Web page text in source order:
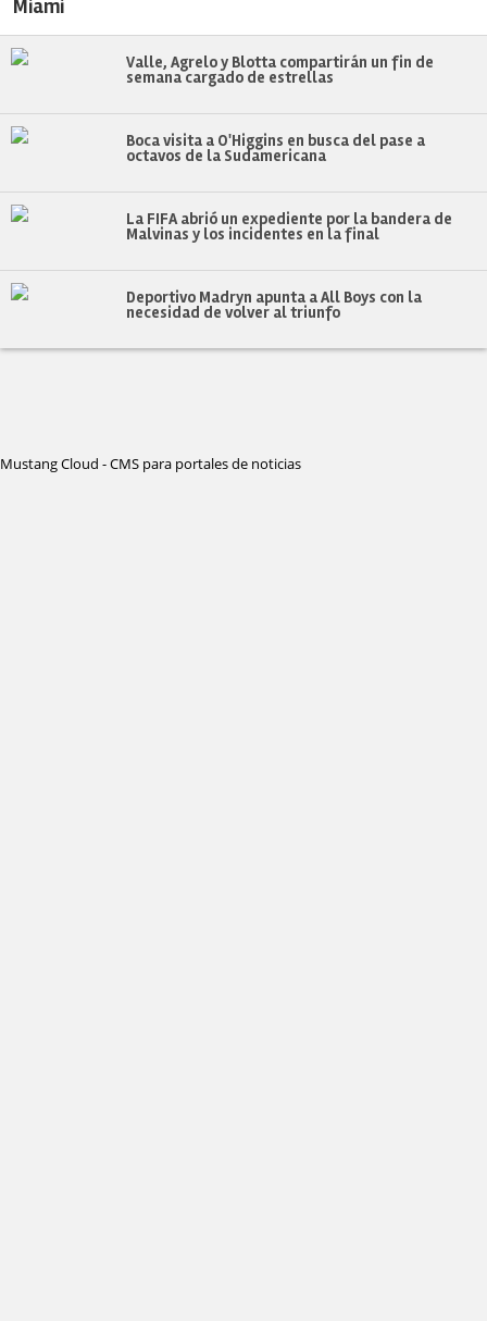
Miami
Valle, Agrelo y Blotta compartirán un fin de
semana cargado de estrellas
Boca visita a O'Higgins en busca del pase a
octavos de la Sudamericana
La FIFA abrió un expediente por la bandera de
Malvinas y los incidentes en la final
Deportivo Madryn apunta a All Boys con la
necesidad de volver al triunfo
Mustang Cloud - CMS para portales de noticias